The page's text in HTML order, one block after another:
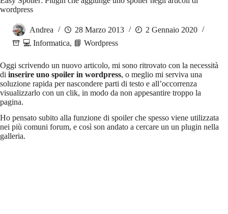
wordpress
Andrea 28 Marzo 2013
2 Gennaio 2020
💻 Informatica, 📘 Wordpress
Oggi scrivendo un nuovo articolo, mi sono ritrovato con la necessità
di inserire uno spoiler in wordpress, o meglio mi serviva una
soluzione rapida per nascondere parti di testo e all’occorrenza
visualizzarlo con un clik, in modo da non appesantire troppo la
pagina.
Ho pensato subito alla funzione di spoiler che spesso viene utilizzata
nei più comuni forum, e così son andato a cercare un un plugin nella
galleria.